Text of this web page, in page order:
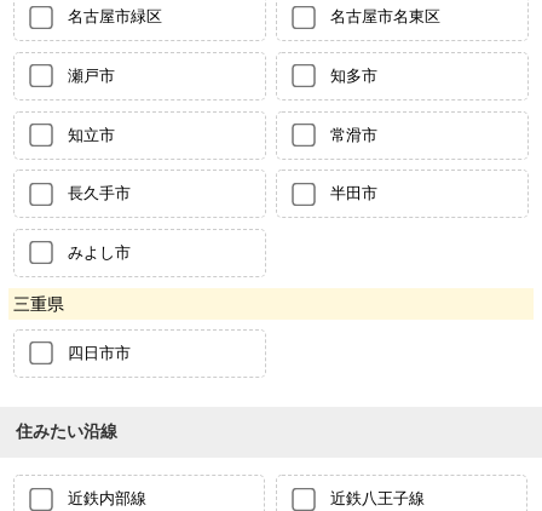
名古屋市緑区 名古屋市名東区
瀬戸市 知多市
知立市 常滑市
長久手市 半田市
みよし市
三重県
四日市市
住みたい沿線
近鉄内部線 近鉄八王子線